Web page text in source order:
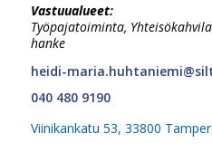
Vastuualueet:
Työpajatoiminta,
hanke
heidi-
040 480 9190
Viinikankatu 53, 33800